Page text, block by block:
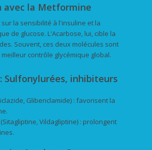
avec la Metformine
la sensibilité à l'insuline et la
de glucose. L'Acarbose, lui, cible la
Souvent, ces deux molécules sont
contrôle glycémique global.
Sulfonylurées, inhibiteurs
Glibenclamide) : favorisent la
Vildagliptine) : prolongent